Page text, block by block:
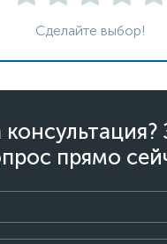
Сделайте выбор!
прямо